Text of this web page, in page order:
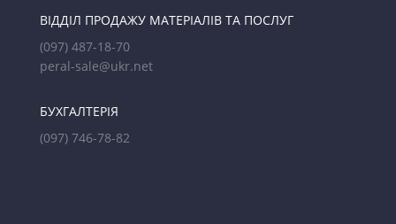
ВІДДІЛ ПРОДАЖУ МАТЕРІАЛІВ ТА ПОСЛУГ
(097) 487-18-70
peral-sale@ukr.net
БУХГАЛТЕРІЯ
(097) 746-78-82